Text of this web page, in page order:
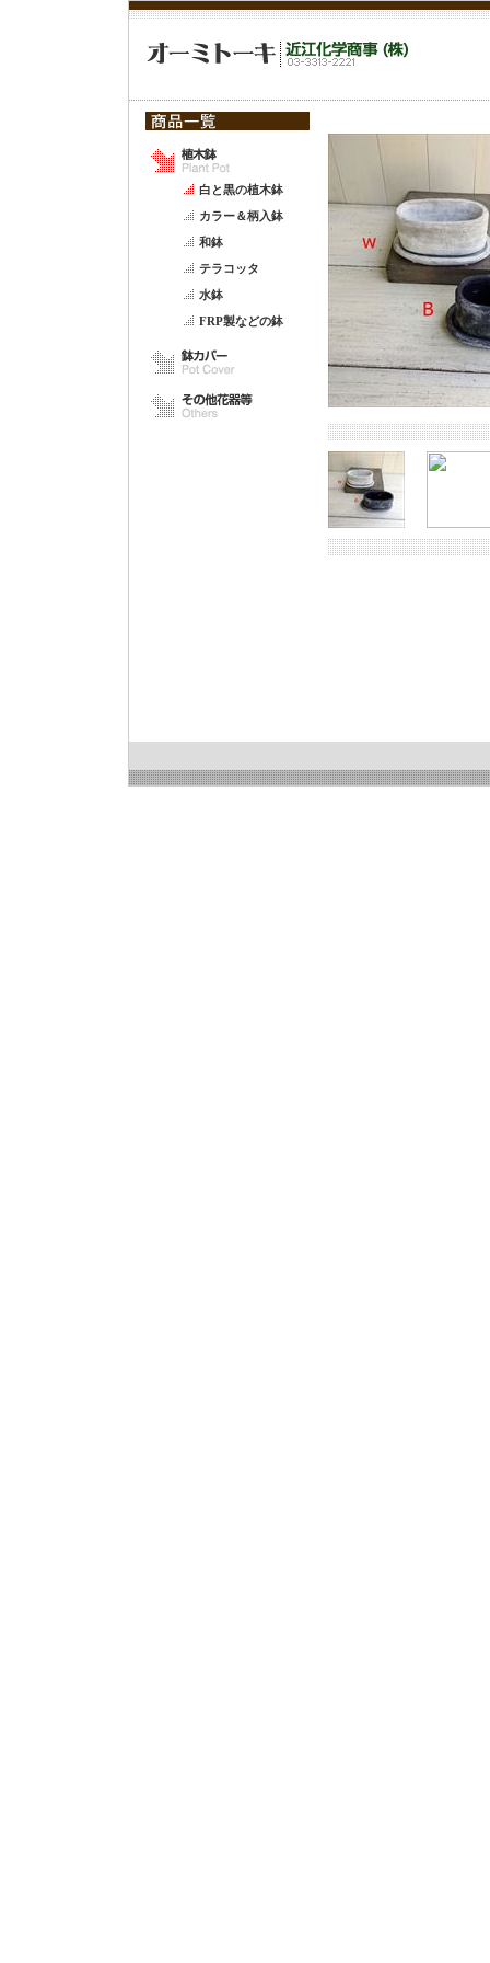
白と黒の植木鉢
カラー＆柄入鉢
和鉢
テラコッタ
水鉢
FRP製などの鉢